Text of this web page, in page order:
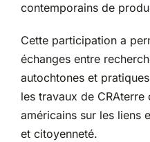
contemporains de
Cette participation a
échanges entre
autochtones et
les travaux de
américains sur les liens
et citoyenneté.